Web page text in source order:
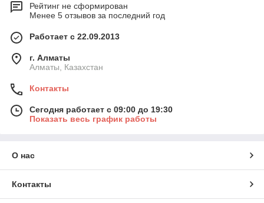
Рейтинг не сформирован
Менее 5 отзывов за последний год
Работает с 22.09.2013
г. Алматы
Алматы, Казахстан
Контакты
Сегодня работает с 09:00 до 19:30
Показать весь график работы
О нас
Контакты